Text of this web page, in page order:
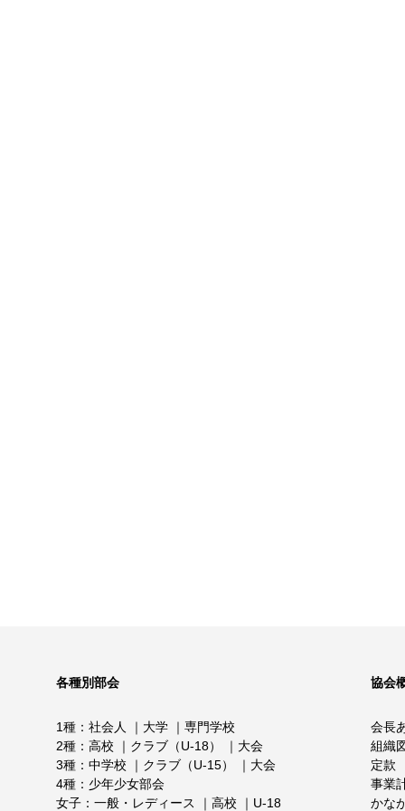
各種別部会
1種 社会人 大学
専門学校
2種
高校 クラブ（U-18）
大会
3種
中学校 クラブ（U-15）
大会
4種
少年少女部会
女子
一般・レディース 高校 U-18
協会
会長
組織
定款
事業
かな